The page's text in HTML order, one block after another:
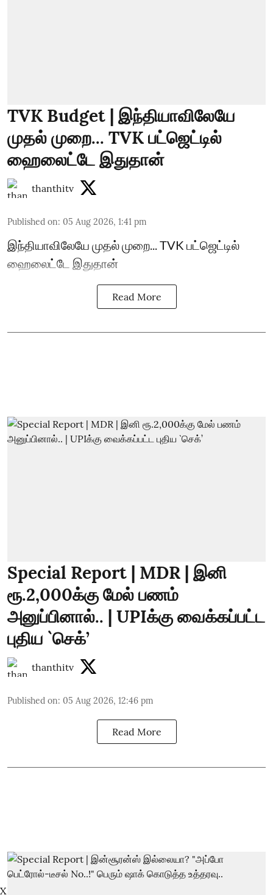
TVK Budget | இந்தியாவிலேயே
முதல் முறை... TVK பட்ஜெட்டில்
ஹைலைட்டே இதுதான்
thanthitv
Published on: 05 Aug 2026, 1:41 pm
இந்தியாவிலேயே முதல் முறை... TVK பட்ஜெட்டில்
ஹைலைட்டே இதுதான்
Read More
Special Report | MDR | இனி
ரூ.2,000க்கு மேல் பணம்
அனுப்பினால்.. | UPIக்கு வைக்கப்பட்ட
புதிய `செக்’
thanthitv
Published on: 05 Aug 2026, 12:46 pm
Read More
X